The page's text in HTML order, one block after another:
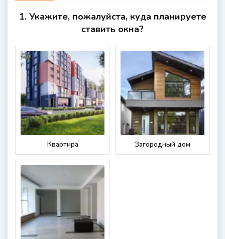
1. Укажите, пожалуйста, куда планируете
ставить окна?
Квартира Загородный дом